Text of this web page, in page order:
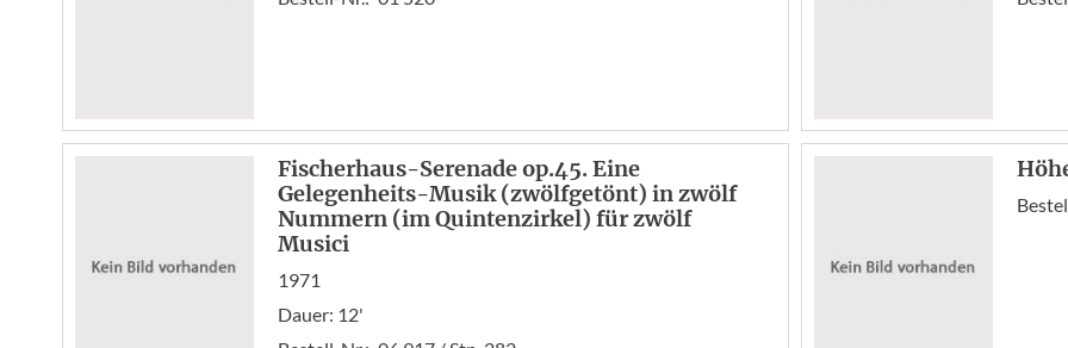
Fischerhaus-Serenade op.45. Eine
Gelegenheits-Musik (zwölfgetönt) in zwölf
Nummern (im Quintenzirkel) für zwölf
Musici
1971
Dauer: 12'